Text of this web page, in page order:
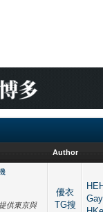
Author
供東京與
優衣
TG搜